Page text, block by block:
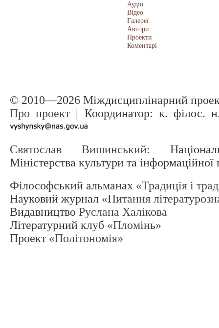
Аудіо
Відео
Галереї
Автори
Проекти
Коментарі
© 2010—2026 Міждисциплінарний
Про проект| Координатор: к. філос.
Святослав Вишинський:
Міністерства культури та
Філософський альманах «Традиція і
Науковий журнал «Питання
Видавництво Руслана Халікова
Літературний клуб «Пломінь»
Проект «Політономія»